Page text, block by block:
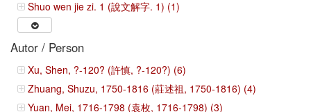
Shuo wen jie zi. 1 (說文解字. 1) (1)
Autor / Person
Xu, Shen, ?-120? (許慎, ?-120?) (6)
Zhuang, Shuzu, 1750-1816 (莊述祖, 1750-1816) (4)
Yuan, Mei, 1716-1798 (袁枚, 1716-1798) (3)